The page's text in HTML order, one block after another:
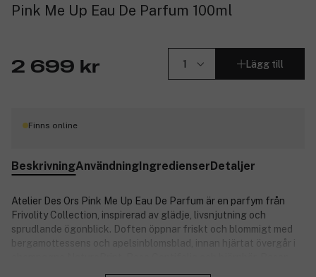
Pink Me Up Eau De Parfum 100ml
2 699 kr Lägg till
Finns online
BeskrivningAnvändning Ingredienser Detaljer
Atelier Des Ors Pink Me Up Eau De Parfum är en parfym från
Frivolity Collection, inspirerad av glädje, livsnjutning och
sprudlande ögonblick. Doften öppnar friskt och blommigt med
bergamottessens och apelsinblomsblad, innan hjärtat övergår i
rundas av med patchouliessens, iris och mysk, vilket ger doften